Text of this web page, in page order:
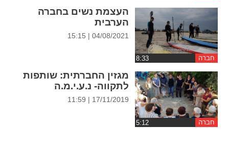
חברה
העצמת נשים בחברה
הערבית
04/08/2021 | 15:15
חברה
מגזין החברתית: שותפות
לתקווה- נ.ע.י.מ.ה
17/11/2019 | 11:59